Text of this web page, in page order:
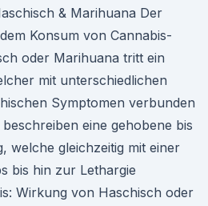
& Marihuana Der
Konsum von Cannabis-
oder Marihuana tritt ein
mit unterschiedlichen
Symptomen verbunden
eine gehobene bis
welche gleichzeitig mit einer
bis hin zur Lethargie
Wirkung von Haschisch oder